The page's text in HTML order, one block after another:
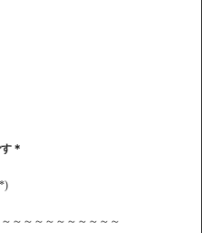
＊
～～～～～～～～～～